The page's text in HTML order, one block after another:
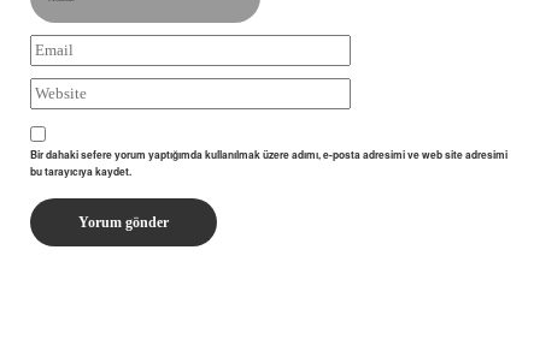
Bir dahaki sefere yorum yaptığımda kullanılmak üzere adımı, e-posta adresimi ve web site adresimi
bu tarayıcıya kaydet.